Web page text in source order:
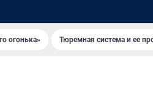
огонька» Тюремная система и ее